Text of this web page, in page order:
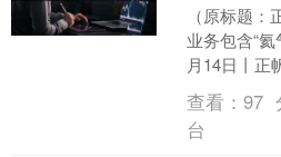
（原标题
业务包含“氦
月14日丨正
台表示，公
查看：97
台